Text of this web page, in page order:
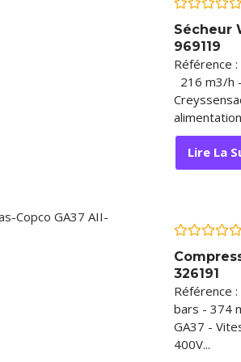
0
sur
Sécheur
969119
Référence
216 m3/h
Lire La
0
sur
326191
Référence
bars - 374
GA37 -
400V...